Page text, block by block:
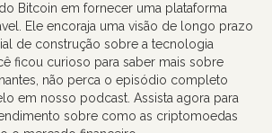
Bitcoin em fornecer uma plataforma
Ele encoraja uma visão de longo prazo
de construção sobre a tecnologia
ficou curioso para saber mais sobre
não perca o episódio completo
em nosso podcast. Assista agora para
sobre como as criptomoedas